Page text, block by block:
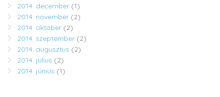
2014. december (1)
2014. november (2)
2014. október (2)
2014. szeptember (2)
2014. augusztus (2)
2014. július (2)
2014. június (1)